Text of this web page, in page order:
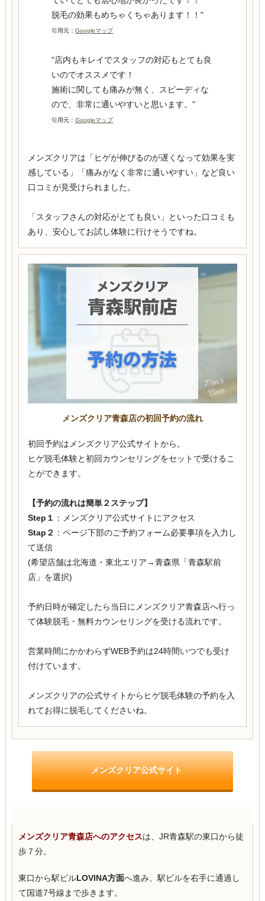
脱毛の効果もめちゃくちゃあります！！"
引用元： Googleマップ
"店内もキレイでスタッフの対応もとても良
いのでオススメです！
施術に関しても痛みが無く、スピーディな
ので、非常に通いやすいと思います。"
引用元： Googleマップ
メンズクリアは「ヒゲが伸びるのが遅くなって効果を実
感している」「痛みがなく非常に通いやすい」など良い
口コミが見受けられました。
「スタッフさんの対応がとても良い」といった口コミも
あり、安心してお試し体験に行けそうですね。
メンズクリア青森店の初回予約の流れ
初回予約はメンズクリア公式サイトから。
ヒゲ脱毛体験と初回カウンセリングをセットで受けるこ
とができます。
【予約の流れは簡単２ステップ】
Step１ ：メンズクリア公式サイトにアクセス
Stap２ ：ページ下部のご予約フォーム必要事項を入力し
て送信
(希望店舗は北海道・東北エリア→青森県「青森駅前
店」を選択)
予約日時が確定したら当日にメンズクリア青森店へ行っ
て体験脱毛・無料カウンセリングを受ける流れです。
営業時間にかかわらずWEB予約は24時間いつでも受け
付けています。
メンズクリアの公式サイトからヒゲ脱毛体験の予約を入
れてお得に脱毛してくださいね。
メンズクリア公式サイト
メンズクリア青森店へのアクセスは、JR青森駅の東口から徒
歩７分。
東口から駅ビルLOVINA方面へ進み、駅ビルを右手に通過し
て国道7号線まで歩きます。